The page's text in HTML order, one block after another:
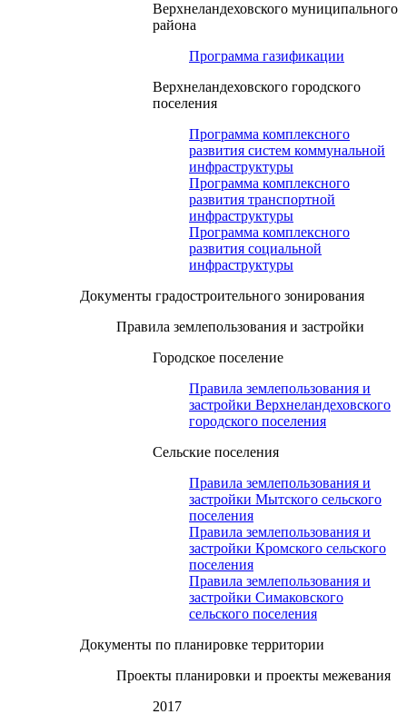
Верхнеландеховского муниципального
района
Программа газификации
Верхнеландеховского городского
поселения
Программа комплексного
развития систем коммунальной
инфраструктуры
Программа комплексного
развития транспортной
инфраструктуры
Программа комплексного
развития социальной
инфраструктуры
Документы градостроительного зонирования
Правила землепользования и застройки
Городское поселение
Правила землепользования и
застройки Верхнеландеховского
городского поселения
Сельские поселения
Правила землепользования и
застройки Мытского сельского
поселения
Правила землепользования и
застройки Кромского сельского
поселения
Правила землепользования и
застройки Симаковского
сельского поселения
Документы по планировке территории
Проекты планировки и проекты межевания
2017